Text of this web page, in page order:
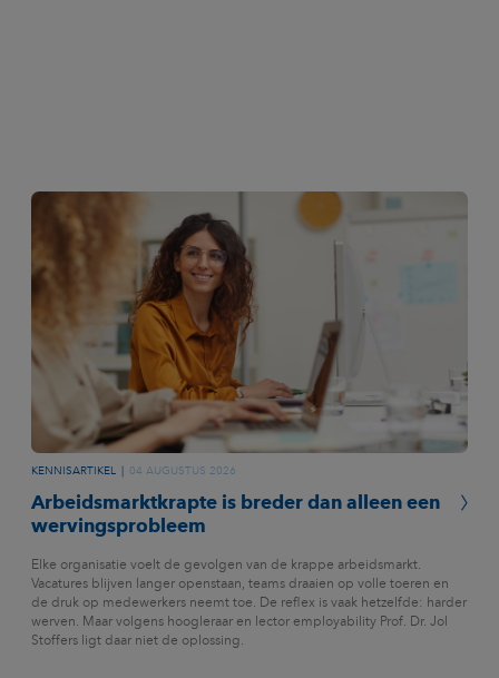
KENNISARTIKEL 04 AUGUSTUS 2026
Arbeidsmarktkrapte is breder dan alleen een
wervingsprobleem
Elke organisatie voelt de gevolgen van de krappe arbeidsmarkt.
Vacatures blijven langer openstaan, teams draaien op volle toeren en
de druk op medewerkers neemt toe. De reflex is vaak hetzelfde: harder
werven. Maar volgens hoogleraar en lector employability Prof. Dr. Jol
Stoffers ligt daar niet de oplossing.